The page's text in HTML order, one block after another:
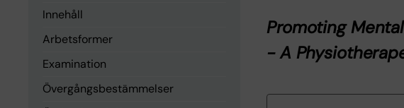
Innehåll
Arbetsformer
Examination
Övergångsbestämmelser
Promoting
- A